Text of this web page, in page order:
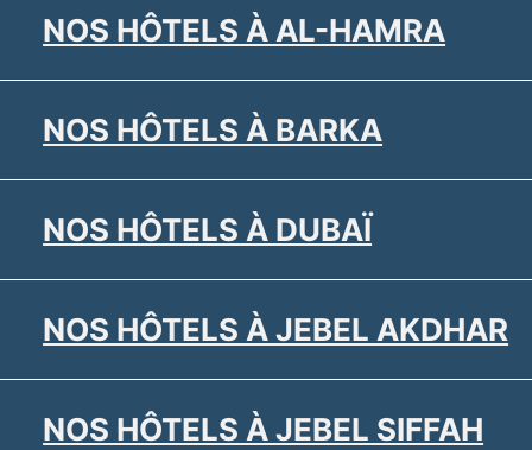
NOS HÔTELS À AL-HAMRA
NOS HÔTELS À BARKA
NOS HÔTELS À DUBAÏ
NOS HÔTELS À JEBEL AKDHAR
NOS HÔTELS À JEBEL SIFFAH